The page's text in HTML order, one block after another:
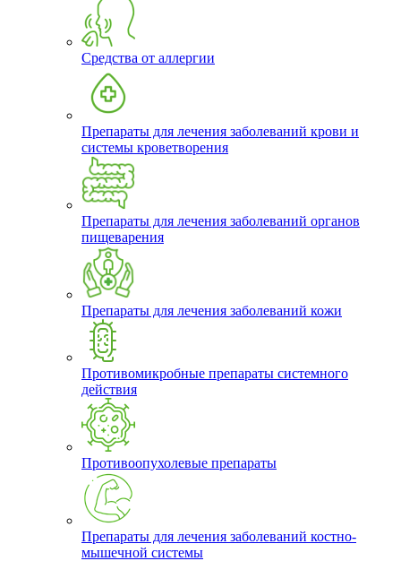
Средства от аллергии
Препараты для лечения заболеваний крови и
системы кроветворения
Препараты для лечения заболеваний органов
пищеварения
Препараты для лечения заболеваний кожи
Противомикробные препараты системного
действия
Противоопухолевые препараты
Препараты для лечения заболеваний костно-
мышечной системы